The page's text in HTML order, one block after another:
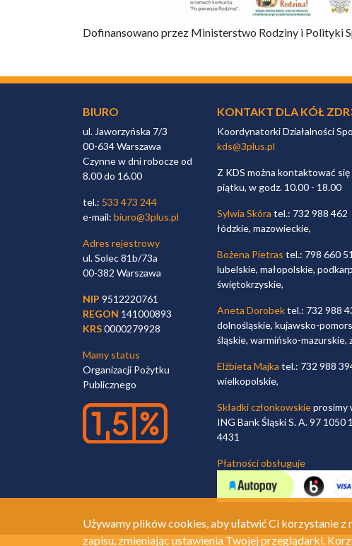
Dofinansowano przez Ministerstwo Rodziny i Polityki
BIURO
ul. Jaworzyńska 7/3
00-634 Warszawa
Czynne w dni robocze od
8.00 do 16.00
tel.: 533 473 244
e-mail: biuro@3plus.pl
Adres rejestrowy
ul. Solec 81b/73a
00-382 Warszawa
NIP 9512220761
REGON 141000893
KRS0000279928
Mamy status
Organizacji Pożytku
Publicznego
KONTAKT DLA KÓŁ
Koordynatorki Działalności
kds@3plus.pl
Z KDS można kontaktować
piątku, w godz. 10.00 - 18.00
Sylwia Skóra tel.: 732 988 462
łódzkie, mazowieckie,
Bożena Pietras tel.: 798 660
lubelskie, małopolskie,
świętokrzyskie,
Aneta Dorobektel.: 732 988
dolnośląskie, kujawsko-
śląskie, warmińsko-mazurskie,
Elżbieta Majka tel.: 732 988
wielkopolskie,
Składki członkowskieprosimy
ING Bank Śląski S. A. 97
4431
Płatności obsługuje
Używamy plików cookies, aby ułatwić Ci korzystanie
zapisu, zmieniając ustawienia Twojej przeglądarki.